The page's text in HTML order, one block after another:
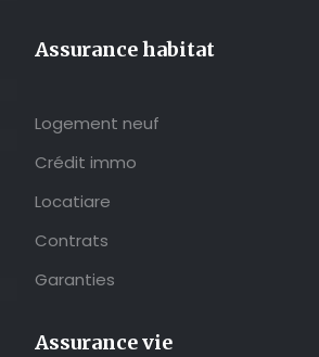
Assurance habitat
Logement neuf
Crédit immo
Locatiare
Contrats
Garanties
Assurance vie